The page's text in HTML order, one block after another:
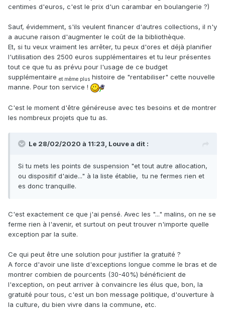
centimes d'euros, c'est le prix d'un carambar en boulangerie ?)
Sauf, évidemment, s'ils veulent financer d'autres collections, il n'y
a aucune raison d'augmenter le coût de la bibliothèque.
Et, si tu veux vraiment les arrêter, tu peux d'ores et déjà planifier
l'utilisation des 2500 euros supplémentaires et tu leur présentes
tout ce que tu as prévu pour l'usage de ce budget
supplémentaire et même plus histoire de "rentabiliser" cette nouvelle
manne. Pour ton service !
C'est le moment d'être généreuse avec tes besoins et de montrer
les nombreux projets que tu as.
Le 28/02/2020 à 11:23, Louve a dit :
Si tu mets les points de suspension "et tout autre allocation,
ou dispositif d'aide..." à la liste établie, tu ne fermes rien et
es donc tranquille.
C'est exactement ce que j'ai pensé. Avec les "..." malins, on ne se
ferme rien à l'avenir, et surtout on peut trouver n'importe quelle
exception par la suite.
Ce qui peut être une solution pour justifier la gratuité ?
A force d'avoir une liste d'exceptions longue comme le bras et de
montrer combien de pourcents (30-40%) bénéficient de
l'exception, on peut arriver à convaincre les élus que, bon, la
gratuité pour tous, c'est un bon message politique, d'ouverture à
la culture, du bien vivre dans la commune, etc.